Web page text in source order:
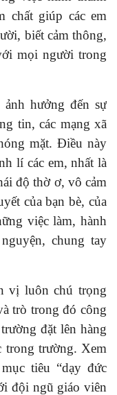
chất giúp các em
biết cảm thông,
mọi người trong
hưởng đến sự
tin, các mạng xã
mặt. Điều này
lí các em, nhất là
độ thờ ơ, vô cảm
của bạn bè, của
việc làm, hành
chung tay
luôn chú trọng
trò trong đó công
đặt lên hàng
trong trường. Xem
tiêu “dạy đức
đội ngũ giáo viên